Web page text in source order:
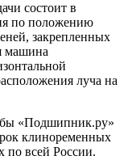
состоит в
по положению
закрепленных
машина
луча на
«Подшипник.ру»
клиноременных
по всей России.